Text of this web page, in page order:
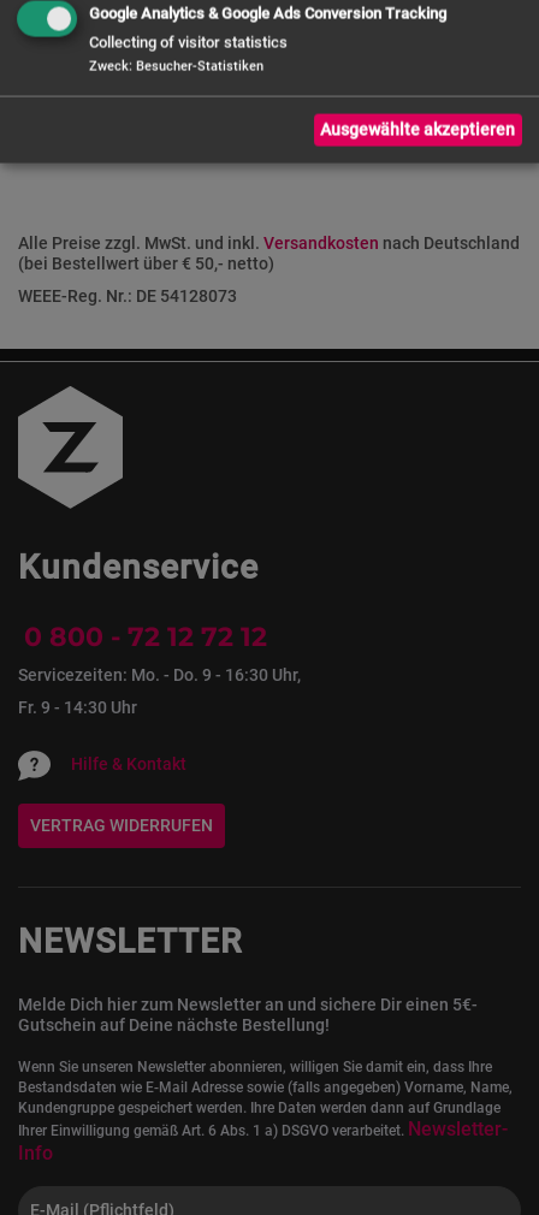
FRAGE ZUM PRODUKT
Alle Preise zzgl. MwSt. und inkl. Versandkosten nach Deutschland
(bei Bestellwert über € 50,- netto)
WEEE-Reg. Nr.: DE 54128073
Kundenservice
0 800 - 72 12 72 12
Servicezeiten: Mo. - Do. 9 - 16:30 Uhr,
Fr. 9 - 14:30 Uhr
Hilfe & Kontakt
VERTRAG WIDERRUFEN
NEWSLETTER
Melde Dich hier zum Newsletter an und sichere Dir einen 5€-
Gutschein auf Deine nächste Bestellung!
Wenn Sie unseren Newsletter abonnieren, willigen Sie damit ein, dass Ihre
Bestandsdaten wie E-Mail Adresse sowie (falls angegeben) Vorname, Name,
Kundengruppe gespeichert werden. Ihre Daten werden dann auf Grundlage
Ihrer Einwilligung gemäß Art. 6 Abs. 1 a) DSGVO verarbeitet. Newsletter-
Info
Google Analytics & Google Ads Conversion Tracking
Collecting of visitor statistics
Zweck: Besucher-Statistiken
Ausgewählte akzeptieren